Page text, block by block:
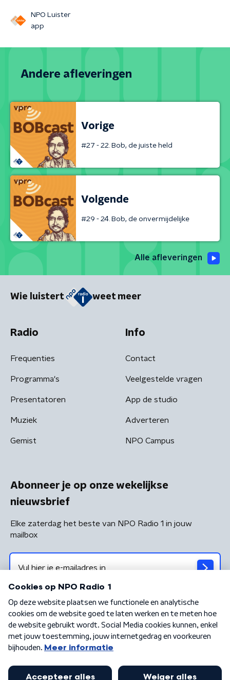
NPO Luister
app
Andere afleveringen
Vorige
#27 - 22. Bob, de juiste held
Volgende
#29 - 24. Bob, de onvermijdelijke
Alle afleveringen
Wie luistert weet meer
Radio
Frequenties
Programma's
Presentatoren
Muziek
Gemist
Info
Contact
Veelgestelde vragen
App de studio
Adverteren
NPO Campus
Abonneer je op onze wekelijkse
nieuwsbrief
Elke zaterdag het beste van NPO Radio 1 in jouw
mailbox
Algemene voorwaarden